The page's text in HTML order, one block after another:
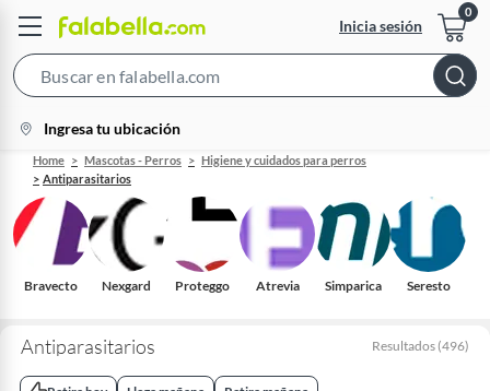
Inicia sesión
Bar
location-
icon
Ingresa tu ubicación
Home Mascotas - Perros
Higiene y cuidados para perros
Antiparasitarios
Bravecto Nexgard Proteggo Atrevia Simparica Seresto
Antiparasitarios Resultados (496)